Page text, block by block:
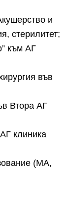
и
стерилитет;
към АГ
във
Втора АГ
клиника
(МА,